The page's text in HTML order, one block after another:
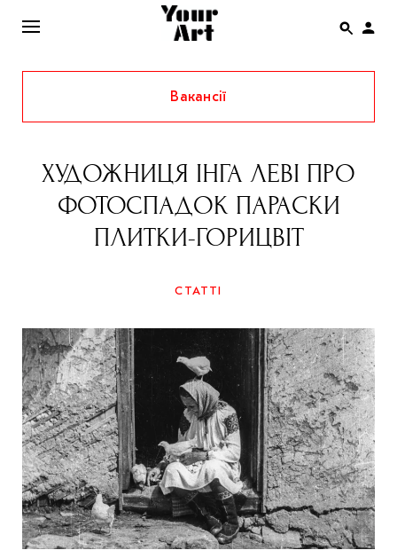
ENG
НОВИНИ
АФІША
ІНТЕРВ’Ю
СТАТТІ
THE UKRAINIAN PAVILION AT VENICE BIENNALE
2022
МАРІУПОЛЬСЬКІ МАРГІНАЛІЇ
ДОСЛІДНИЦЬКА ПЛАТФОРМА
ЗАПАЛЕННЯ
CARPATHIAN CULT ПРО РІЗДВЯНІ СВЯТА
Вакансії
ХУДОЖНИЦЯ ІНГА ЛЕВІ ПРО
ФОТОСПАДОК ПАРАСКИ
ПЛИТКИ-ГОРИЦВІТ
СТАТТІ